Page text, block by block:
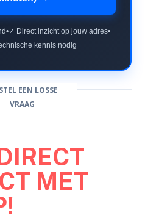
•✓ Direct inzicht op jouw adres•
kennis nodig
EEN LOSSE
VRAAG
MET